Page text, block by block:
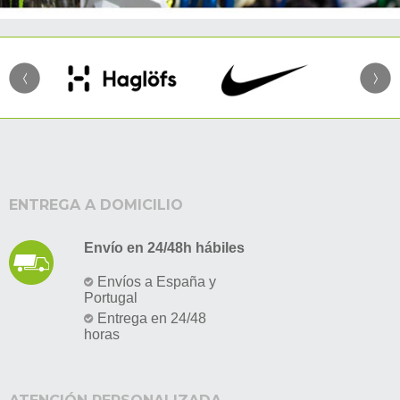
ENTREGA A DOMICILIO
Envío en 24/48h hábiles
Envíos a España y
Portugal
Entrega en 24/48
horas